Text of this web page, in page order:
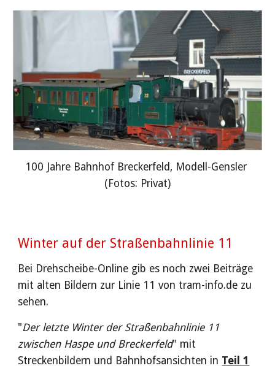
100 Jahre Bahnhof Breckerfeld, Modell-Gensler
(Fotos: Privat)
Winter auf der Straßenbahnlinie 11
Bei Drehscheibe-Online gib es noch zwei Beiträge
mit alten Bildern zur Linie 11 von tram-info.de zu
sehen.
"Der letzte Winter der Straßenbahnlinie 11
zwischen Haspe und Breckerfeld" mit
Streckenbildern und Bahnhofsansichten in Teil 1